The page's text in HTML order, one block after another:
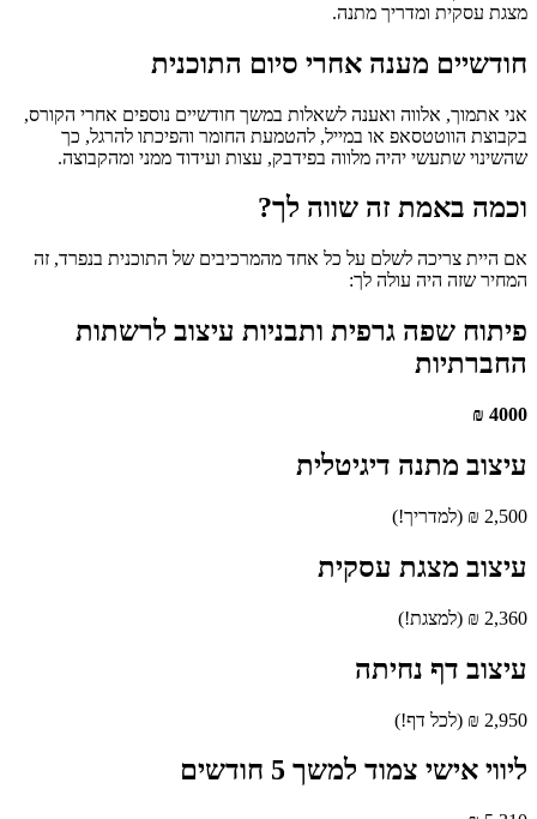
מצגת עסקית ומדריך מתנה.
חודשיים מענה אחרי סיום התוכנית
אני אתמוך, אלווה ואענה לשאלות במשך חודשיים נוספים אחרי הקורס,
בקבוצת הווטטסאפ או במייל, להטמעת החומר והפיכתו להרגל, כך
שהשינוי שתעשי יהיה מלווה בפידבק, עצות ועידוד ממני ומהקבוצה.
וכמה באמת זה שווה לך?
אם היית צריכה לשלם על כל אחד מהמרכיבים של התוכנית בנפרד, זה
המחיר שזה היה עולה לך:
פיתוח שפה גרפית ותבניות עיצוב לרשתות
החברתיות
4000 ₪
עיצוב מתנה דיגיטלית
2,500 ₪ (למדריך!)
עיצוב מצגת עסקית
2,360 ₪ (למצגת!)
עיצוב דף נחיתה
2,950 ₪ (לכל דף!)
ליווי אישי צמוד למשך 5 חודשים